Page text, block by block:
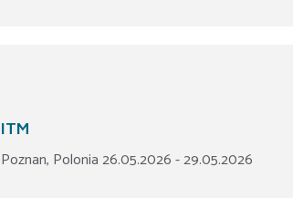
ITM
Poznan, Polonia 26.05.2026 - 29.05.2026